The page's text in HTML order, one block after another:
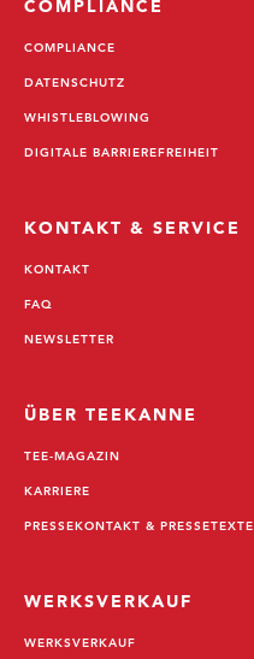
COMPLIANCE
COMPLIANCE
DATENSCHUTZ
WHISTLEBLOWING
DIGITALE BARRIEREFREIHEIT
KONTAKT & SERVICE
KONTAKT
FAQ
NEWSLETTER
ÜBER TEEKANNE
TEE-MAGAZIN
KARRIERE
PRESSEKONTAKT & PRESSETEXTE
WERKSVERKAUF
WERKSVERKAUF